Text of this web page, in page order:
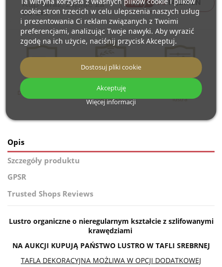
raty od 14,21PLN
Darmowa dostawa
Produkujemy
od 2013
lustra
Opis
Szczegóły produktu
GPSR
Trusted Shops Reviews
Lustro organiczne o nieregularnym kształcie z szlifowanymi
krawędziami
NA AUKCJI KUPUJĄ PAŃSTWO LUSTRO W TAFLI SREBRNEJ
TAFLA DEKORACYJNA MOŻLIWA W OPCJI DODATKOWEJ
cookie stron trzecich w celu ulepszenia naszych usług
i prezentowania Ci reklam związanych z Twoimi
preferencjami, analizując Twoje nawyki. Aby wyrazić
zgodę na ich użycie, naciśnij przycisk Akceptuj.
Więcej informacji
Dostosuj pliki cookie
Akceptuję